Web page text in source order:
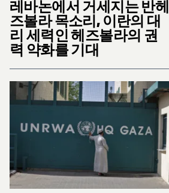
레바논에서 거세지는 반헤
즈볼라 목소리, 이란의 대
리 세력인 헤즈볼라의 권
력 약화를 기대